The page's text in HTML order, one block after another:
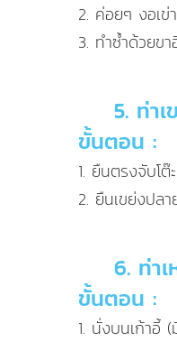
2. ค่อยๆ งอเข่
3. ทำซ้ำด้วยข
5. ท่า
ขั้นตอน :
1. ยืนตรงจับโ
2. ยืนเขย่งปล
6. ท่า
ขั้นตอน :
1. นั่งบนเก้าอี้